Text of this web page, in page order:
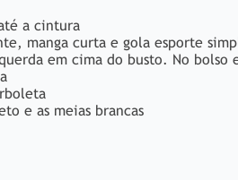
a cintura
manga curta e gola esporte
em cima do busto. No bolso
e as meias brancas